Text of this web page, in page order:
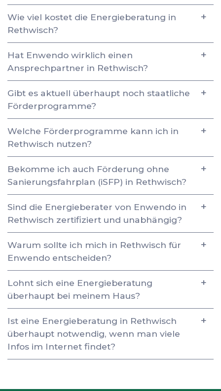
Wie viel kostet die Energieberatung in
Rethwisch?
Hat Enwendo wirklich einen
Ansprechpartner in Rethwisch?
Gibt es aktuell überhaupt noch staatliche
Förderprogramme?
Welche Förderprogramme kann ich in
Rethwisch nutzen?
Bekomme ich auch Förderung ohne
Sanierungsfahrplan (iSFP) in Rethwisch?
Sind die Energieberater von Enwendo in
Rethwisch zertifiziert und unabhängig?
Warum sollte ich mich in Rethwisch für
Enwendo entscheiden?
Lohnt sich eine Energieberatung
überhaupt bei meinem Haus?
Ist eine Energieberatung in Rethwisch
überhaupt notwendig, wenn man viele
Infos im Internet findet?